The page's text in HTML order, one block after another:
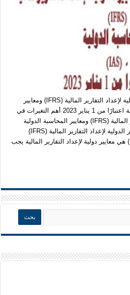
أهم التغيرات في المعايير الدولية لإعداد التقارير المالية (IFRS) ومعايير
المحاسبة الدولية (IAS) السارية اعتبارًا من 1 يناير 2023 أهم التغيرات في
المعايير الدولية لإعداد التقارير المالية (IFRS) ومعايير المحاسبة الدولية
(IAS). المعايير الدولية لإعداد التقارير المالية (IFRS)
ومعايير المحاسبة الدولية (IAS) هي معايير دولية لإعداد التقارير المالية يجب